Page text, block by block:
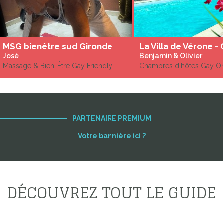
MSG bienêtre sud Gironde
José
Massage & Bien-Être Gay Friendly
La Villa de Vérone -
Benjamin & Olivier
Chambres d'hôtes Gay
PARTENAIRE PREMIUM
Votre bannière ici ?
DÉCOUVREZ TOUT LE GUIDE